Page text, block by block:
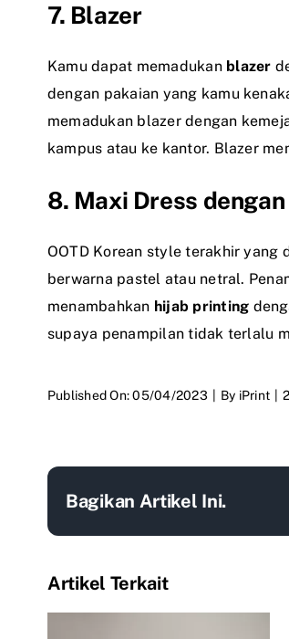
7. Blazer
Kamu dapat memadukan blazer
dengan pakaian yang kamu
memadukan blazer dengan
kampus atau ke kantor. Blazer
8. Maxi Dress
OOTD Korean style terakhir yang
berwarna pastel atau netral.
menambahkan hijab printing
supaya penampilan tidak terlalu
Published On: 05/04/2023 By iPrint
Bagikan Artikel Ini.
Artikel Terkait